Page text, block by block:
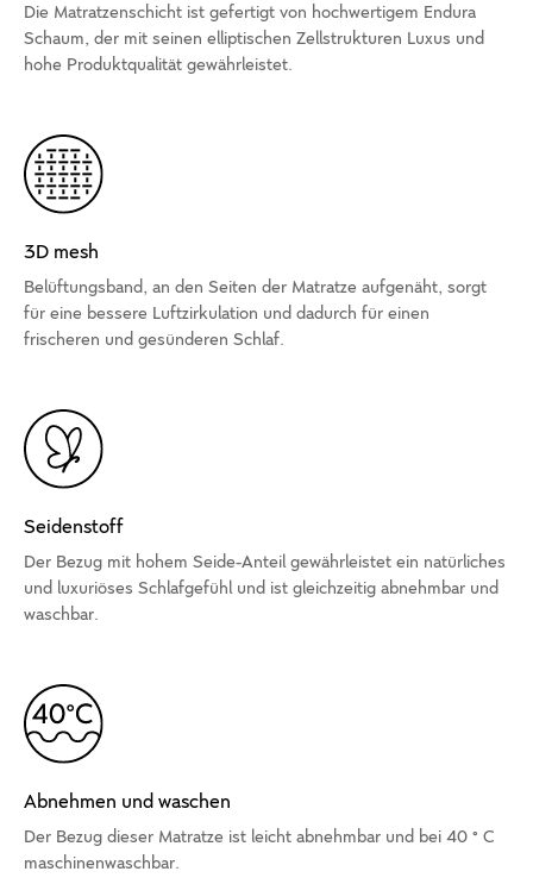
Die Matratzenschicht ist gefertigt von hochwertigem Endura
Schaum, der mit seinen elliptischen Zellstrukturen Luxus und
hohe Produktqualität gewährleistet.
3D mesh
Belüftungsband, an den Seiten der Matratze aufgenäht, sorgt
für eine bessere Luftzirkulation und dadurch für einen
frischeren und gesünderen Schlaf.
Seidenstoff
Der Bezug mit hohem Seide-Anteil gewährleistet ein natürliches
und luxuriöses Schlafgefühl und ist gleichzeitig abnehmbar und
waschbar.
Abnehmen und waschen
Der Bezug dieser Matratze ist leicht abnehmbar und bei 40 ° C
maschinenwaschbar.